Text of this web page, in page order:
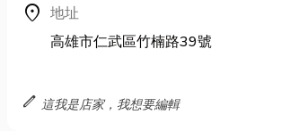
location_on 地址
高雄市仁武區竹楠路39號
edit 這我是店家，我想要編輯